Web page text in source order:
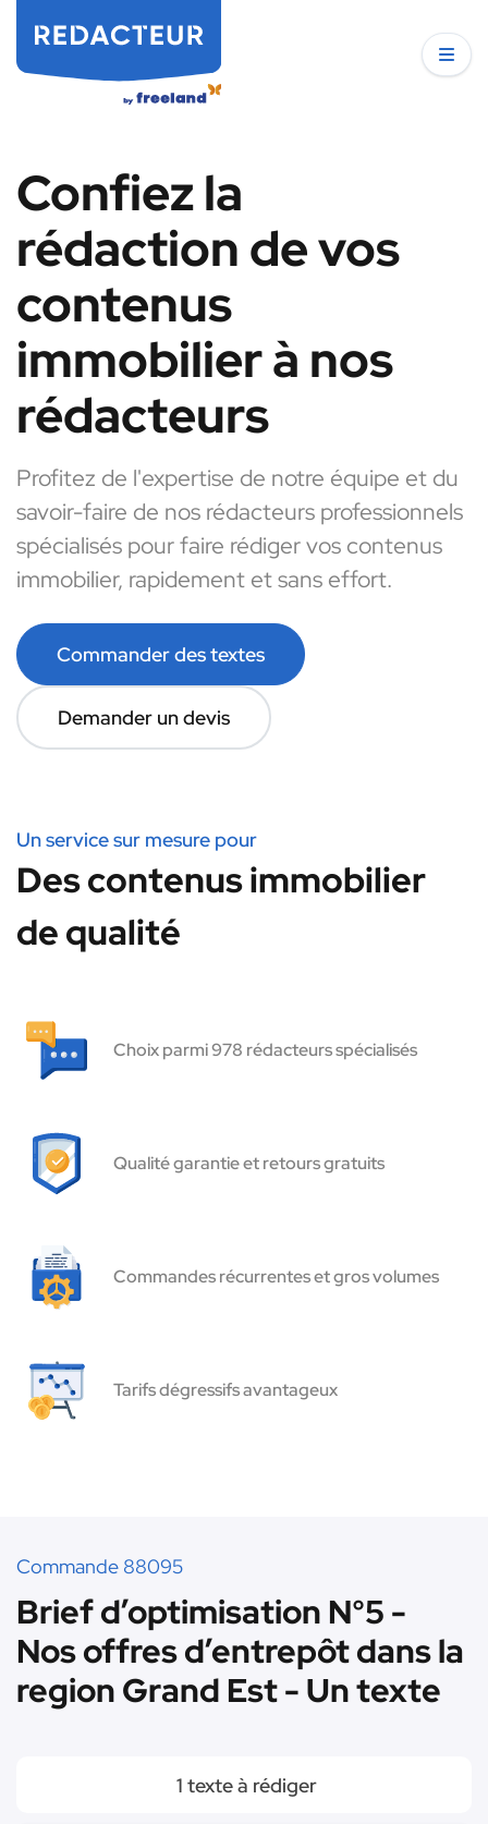
Confiez la
rédaction de vos
contenus
immobilier à nos
rédacteurs
Profitez de l'expertise de notre équipe et du
savoir-faire de nos rédacteurs professionnels
spécialisés pour faire rédiger vos contenus
immobilier, rapidement et sans effort.
Commander des textes
Demander un devis
Un service sur mesure pour
Des contenus immobilier
de qualité
Choix parmi 978 rédacteurs spécialisés
Qualité garantie et retours gratuits
Commandes récurrentes et gros volumes
Tarifs dégressifs avantageux
Commande 88095
Brief d’optimisation N°5 -
Nos offres d’entrepôt dans la
region Grand Est - Un texte
1 texte à rédiger